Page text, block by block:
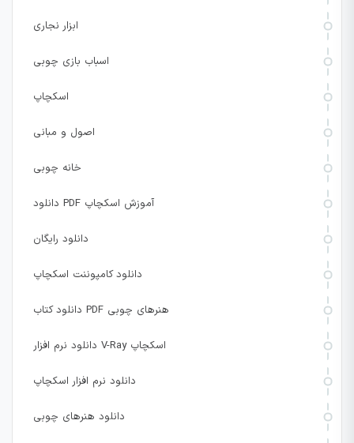
ابزار نجاری
اسباب بازی چوبی
اسکچاپ
اصول و مبانی
خانه چوبی
دانلود PDF آموزش اسکچاپ
دانلود رایگان
دانلود کامپوننت اسکچاپ
دانلود کتاب PDF هنرهای چوبی
دانلود نرم افزار V-Ray اسکچاپ
دانلود نرم افزار اسکچاپ
دانلود هنرهای چوبی